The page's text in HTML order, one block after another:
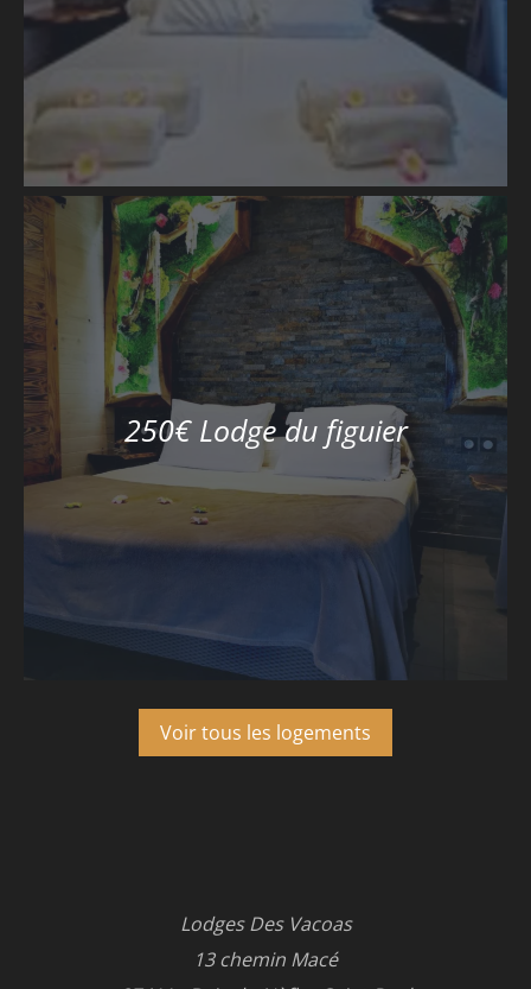
250€ Lodge du figuier
Voir tous les logements
Lodges Des Vacoas
13 chemin Macé